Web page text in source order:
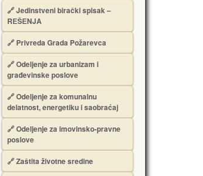
🔗Jedinstveni birački spisak –
RЕŠЕNJA
🔗 Privreda Grada Požarevca
🔗Odeljenje za urbanizam i
građevinske poslove
🔗Odeljenje za komunalnu
delatnost, energetiku i saobraćaj
🔗Odeljenje za imovinsko-pravne
poslove
🔗Zaštita životne sredine